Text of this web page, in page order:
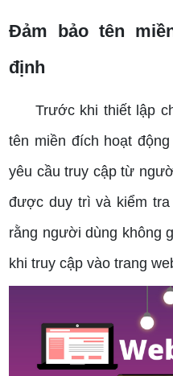
Đảm bảo tên
định
Trước khi thiết lập
tên miền đích hoạt
yêu cầu truy cập từ
được duy trì và kiểm
rằng người dùng không
khi truy cập vào trang